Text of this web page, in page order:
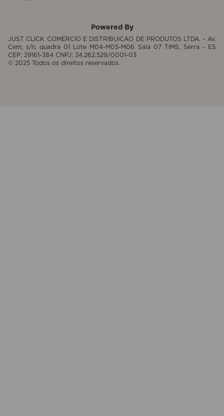
Powered By
JUST CLICK COMERCIO E DISTRIBUICAO DE PRODUTOS LTDA. - Av.
Cem, s/n, quadra 01 Lote M04-M05-M06 Sala 07 TIMS, Serra - ES
CEP: 29161-384 CNPJ: 34.262.529/0001-03
© 2025 Todos os direitos reservados.